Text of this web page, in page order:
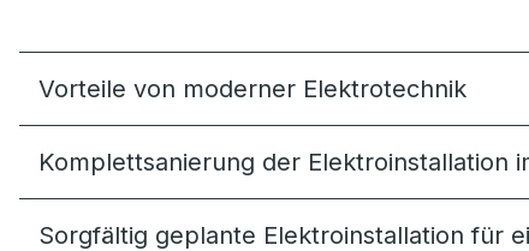
Vorteile von moderner Elektrotechnik
Komplettsanierung der Elektroinstallation
Sorgfältig geplante Elektro­installation für